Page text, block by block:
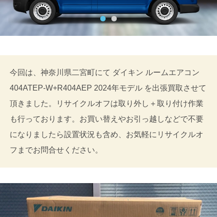
今回は、神奈川県二宮町にて ダイキン ルームエアコン
404ATEP-W+R404AEP 2024年モデル を出張買取させて
頂きました。リサイクルオフは取り外し＋取り付け作業
も行っております。お買い替えやお引っ越しなどで不要
になりましたら設置状況も含め、お気軽にリサイクルオ
フまでお問合せください。